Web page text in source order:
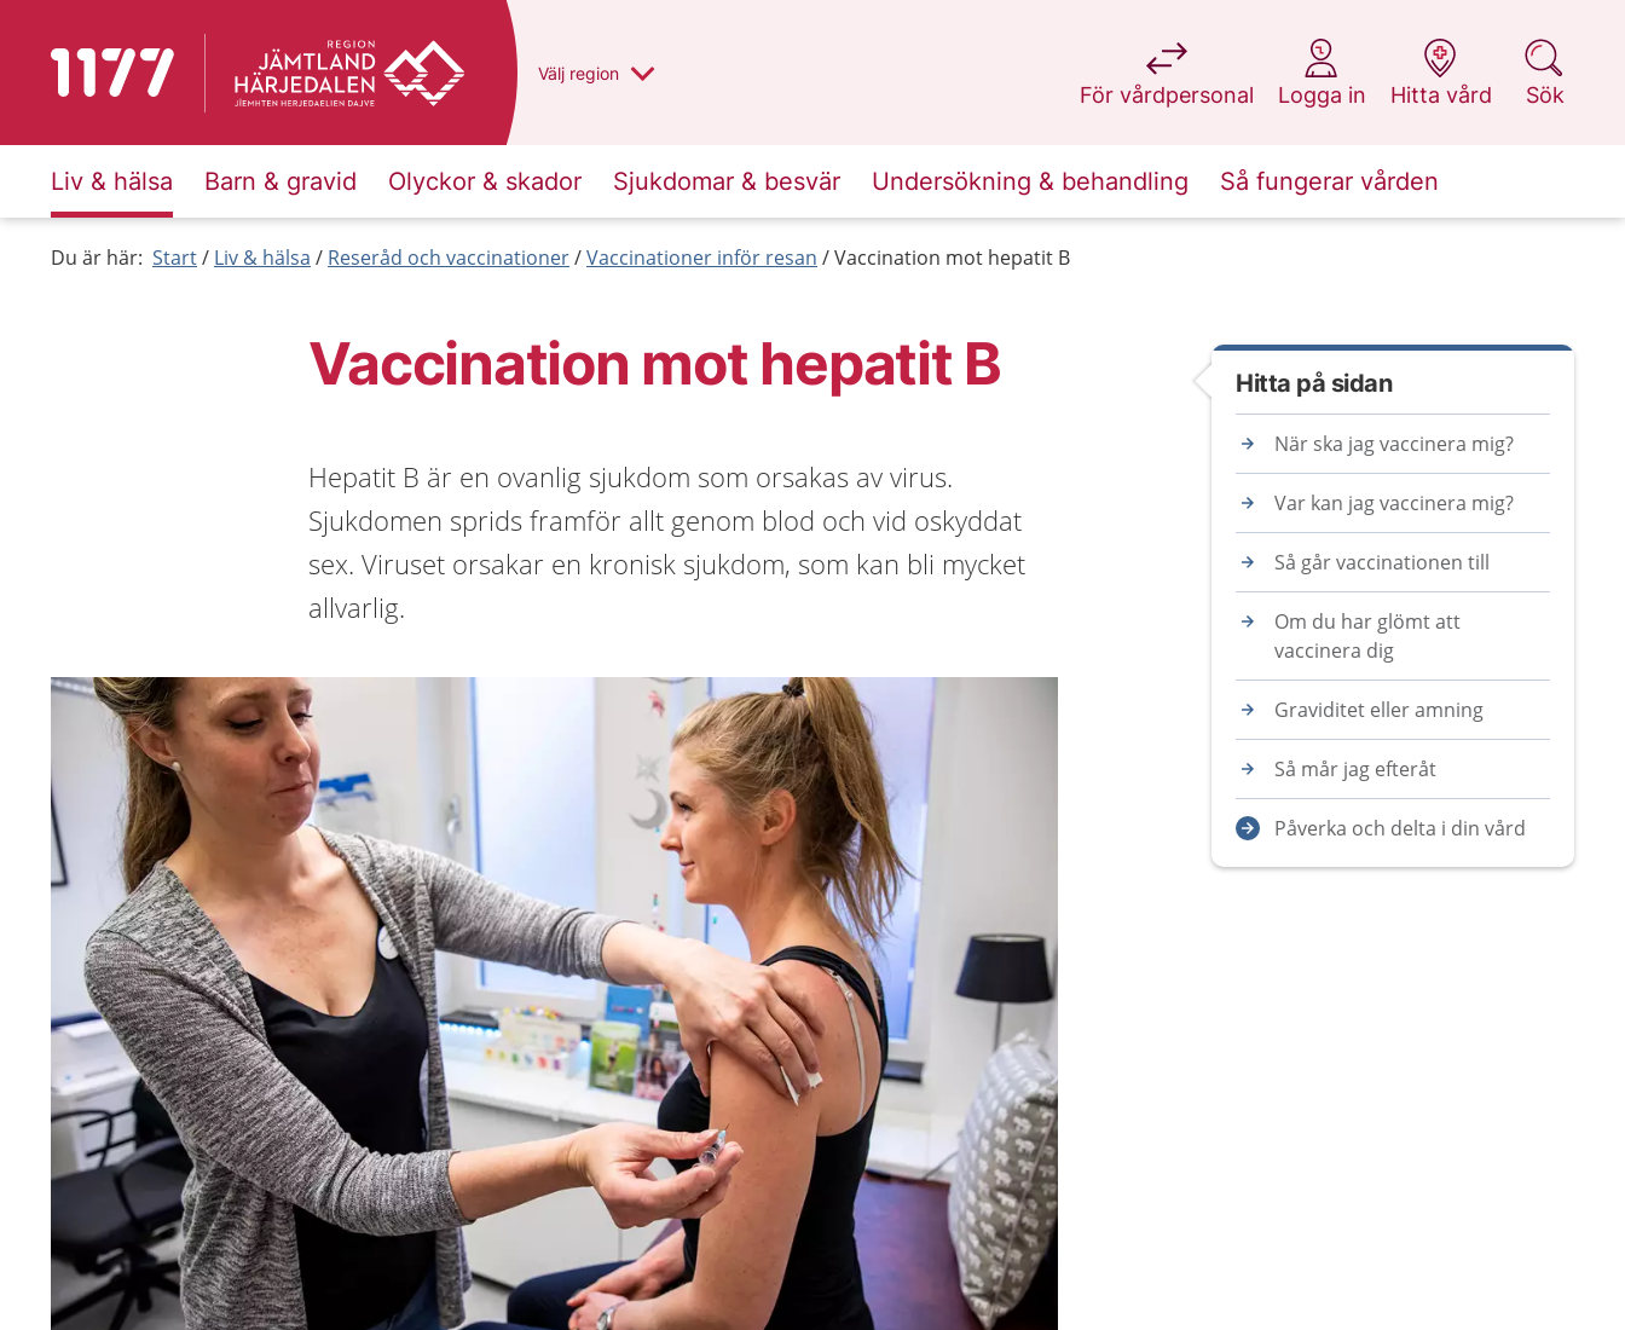
Till startsidan för 1177 Du har valt region
Välj en annan
region
För vårdpersonal
på 1177.se
Logga in
på 1177.se
Hitta vård
på 1177.se
Sök
på 1177.se
Liv & hälsa Barn & gravid Olyckor & skador Sjukdomar & besvär Undersökning & behandling Så fungerar vården
Du är här: Start Liv & hälsa Reseråd och vaccinationer Vaccinationer inför resan Vaccination mot hepatit B
Vaccination mot hepatit B
Hepatit B är en ovanlig sjukdom som orsakas av virus.
Sjukdomen sprids framför allt genom blod och vid oskyddat
sex. Viruset orsakar en kronisk sjukdom, som kan bli mycket
allvarlig.
Hitta på sidan
När ska jag vaccinera mig?
Var kan jag vaccinera mig?
Så går vaccinationen till
Om du har glömt att
vaccinera dig
Graviditet eller amning
Så mår jag efteråt
Påverka och delta i din vård